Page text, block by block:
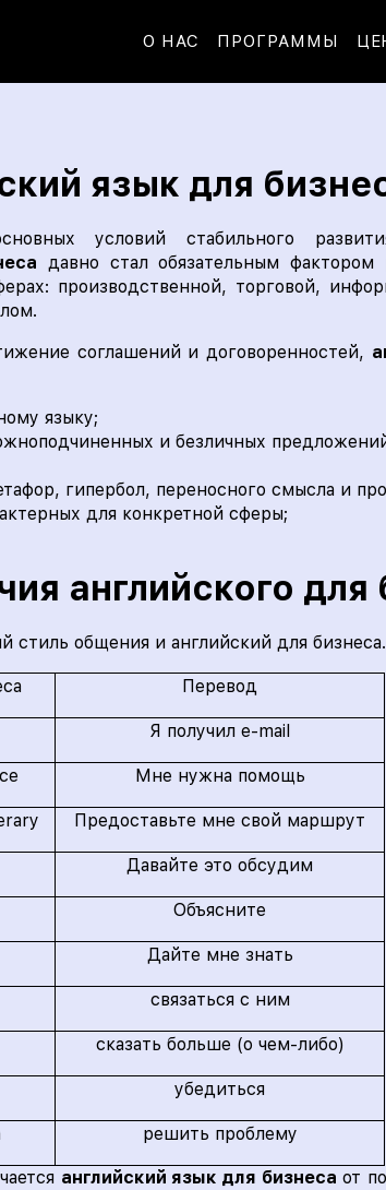
О НАС ПРОГРАММЫ
язык для
условий стабильного
давно стал обязательным
производственной, торговой,
соглашений и договоренностей,
языку;
и безличных
гипербол, переносного смысла и
для конкретной сферы;
английского для
стиль общения и английский для бизнеса.
Перевод
Я получил e-mail
Мне нужна помощь
Предоставьте мне свой маршрут
Давайте это обсудим
Объясните
Дайте мне знать
связаться с ним
сказать больше (о чем-либо)
убедиться
решить проблему
английский язык для бизнеса от